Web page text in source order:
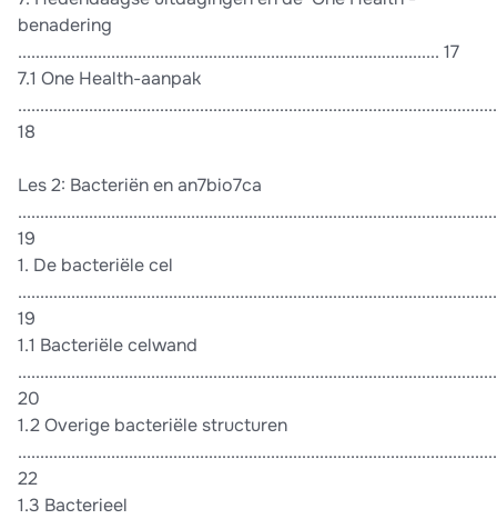
benadering
............................................................................................... 17
7.1 One Health-aanpak
18
Les 2: Bacteriën en an7bio7ca
19
1. De bacteriële cel
19
1.1 Bacteriële celwand
20
1.2 Overige bacteriële structuren
22
1.3 Bacterieel